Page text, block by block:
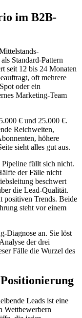
im B2B-
Standard-Pattern
seit 12 bis 24 Monaten
oft mehrere
oder ein
Marketing-Team
€ und 25.000 €.
Reichweiten,
höhere
sieht alles gut aus.
Pipeline füllt sich nicht.
der Fälle nicht
beschwert
die Lead-Qualität.
positiven Trends. Beide
steht vor einem
Diagnose an. Sie löst
der drei
Fälle die Wurzel des
Leads ist eine
Wettbewerbern